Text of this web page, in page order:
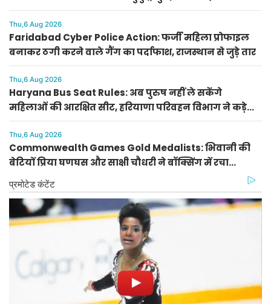
प्रक्रिया पूरी
Thu,6 Aug 2026
Faridabad Cyber Police Action: फर्जी महिला प्रोफाइल
बनाकर ठगी करने वाले गैंग का पर्दाफाश, राजस्थान से जुड़े तार
Thu,6 Aug 2026
Haryana Bus Seat Rules: अब पुरुष नहीं ले सकेंगे
महिलाओं की आरक्षित सीट, हरियाणा परिवहन विभाग ने कड़े
किए नियम
Thu,6 Aug 2026
Commonwealth Games Gold Medalists: भिवानी की
बेटियों प्रिया घणघस और साक्षी चौधरी ने बॉक्सिंग में रचा
इतिहास, धनाना में मनाई होली